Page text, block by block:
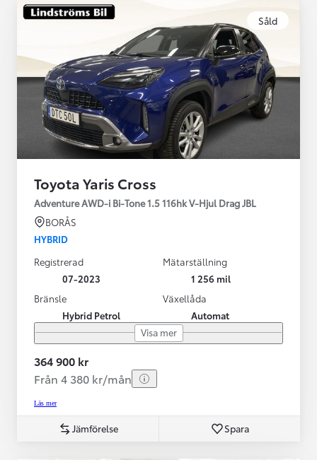
Såld
Toyota Yaris Cross
Adventure AWD-i Bi-Tone 1.5 116hk V-Hjul Drag JBL
BORÅS
HYBRID
Registrerad
07-2023
Mätarställning
1 256 mil
Bränsle
Hybrid Petrol
Växellåda
Automat
Visa mer
364 900 kr
Från 4 380 kr/mån
Läs mer
Jämförelse Spara